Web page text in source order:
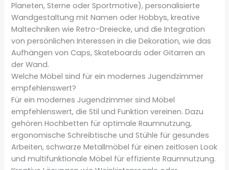
Planeten, Sterne oder Sportmotive), personalisierte
Wandgestaltung mit Namen oder Hobbys, kreative
Maltechniken wie Retro-Dreiecke, und die Integration
von persönlichen Interessen in die Dekoration, wie das
Aufhängen von Caps, Skateboards oder Gitarren an
der Wand.
Welche Möbel sind für ein modernes Jugendzimmer
empfehlenswert?
Für ein modernes Jugendzimmer sind Möbel
empfehlenswert, die Stil und Funktion vereinen. Dazu
gehören Hochbetten für optimale Raumnutzung,
ergonomische Schreibtische und Stühle für gesundes
Arbeiten, schwarze Metallmöbel für einen zeitlosen Look
und multifunktionale Möbel für effiziente Raumnutzung.